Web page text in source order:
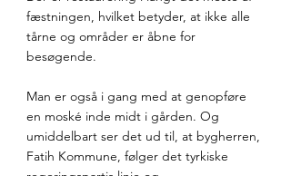
fæstningen, hvilket betyder, at ikke alle
tårne og områder er åbne for
besøgende.
Man er også i gang med at genopføre
en moské inde midt i gården. Og
umiddelbart ser det ud til, at bygherren,
Fatih Kommune, følger det tyrkiske